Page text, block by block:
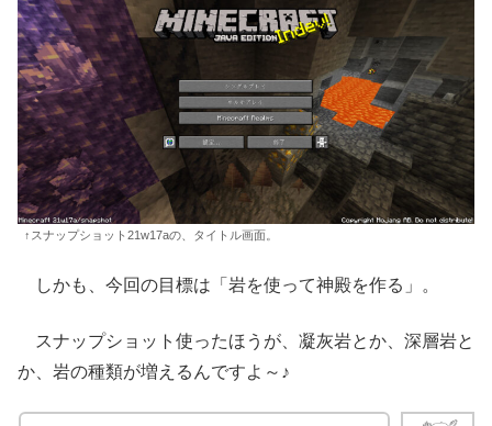
↑スナップショット21w17aの、タイトル画面。
しかも、今回の目標は「岩を使って神殿を作る」。
スナップショット使ったほうが、凝灰岩とか、深層岩と
か、岩の種類が増えるんですよ～♪